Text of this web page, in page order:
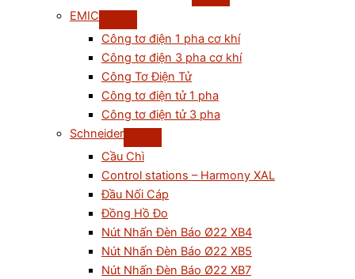
EMIC
Công tơ điện 1 pha cơ khí
Công tơ điện 3 pha cơ khí
Công Tơ Điện Tử
Công tơ điện tử 1 pha
Công tơ điện tử 3 pha
Schneider
Cầu Chì
Control stations – Harmony XAL
Đầu Nối Cáp
Đồng Hồ Đo
Nút Nhấn Đèn Báo Ø22 XB4
Nút Nhấn Đèn Báo Ø22 XB5
Nút Nhấn Đèn Báo Ø22 XB7